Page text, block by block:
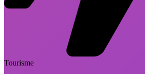
Tourisme